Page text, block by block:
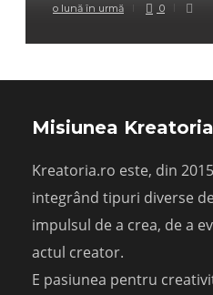
o lună în urmă 0
Misiunea
Kreatoria.ro este, din
integrând tipuri diverse
impulsul de a crea, de a
actul creator.
E pasiunea pentru